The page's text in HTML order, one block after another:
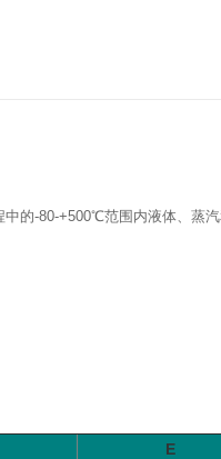
的-80-+500℃范围内液体、蒸汽
E